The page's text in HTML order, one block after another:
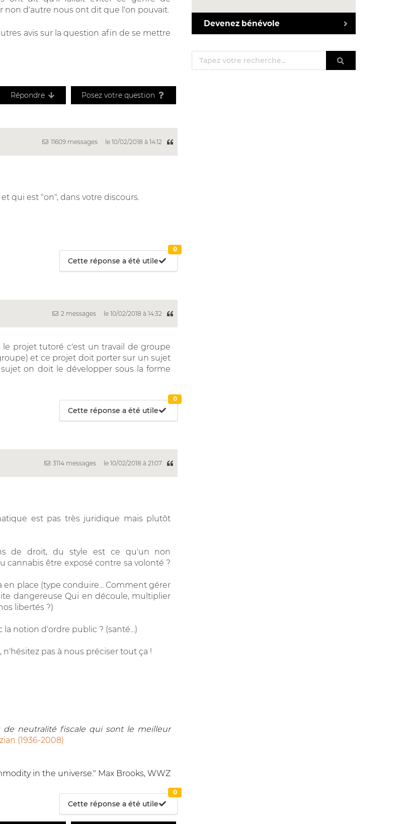
d'autre nous ont dit que l'on pouvait.
avis sur la question afin de se mettre
Répondre Posez votre question
11609 messages le 10/02/2018 à 14:12
qui est "on", dans votre discours.
Cette réponse a été utile
0
2 messages le 10/02/2018 à 14:32
le projet tutoré c'est un travail de groupe
et ce projet doit porter sur un sujet
on doit le développer sous la forme
Cette réponse a été utile
0
3114 messages le 10/02/2018 à 21:07
est pas très juridique mais plutôt
de droit, du style est ce qu'un non
être exposé contre sa volonté ?
place (type conduire... Comment gérer
dangereuse Qui en découle, multiplier
libertés ?)
notion d'ordre public ? (santé...)
pas à nous préciser tout ça !
de neutralité fiscale qui sont le meilleur
(1936-2008)
in the universe." Max Brooks, WWZ
Cette réponse a été utile
0
Devenez bénévole